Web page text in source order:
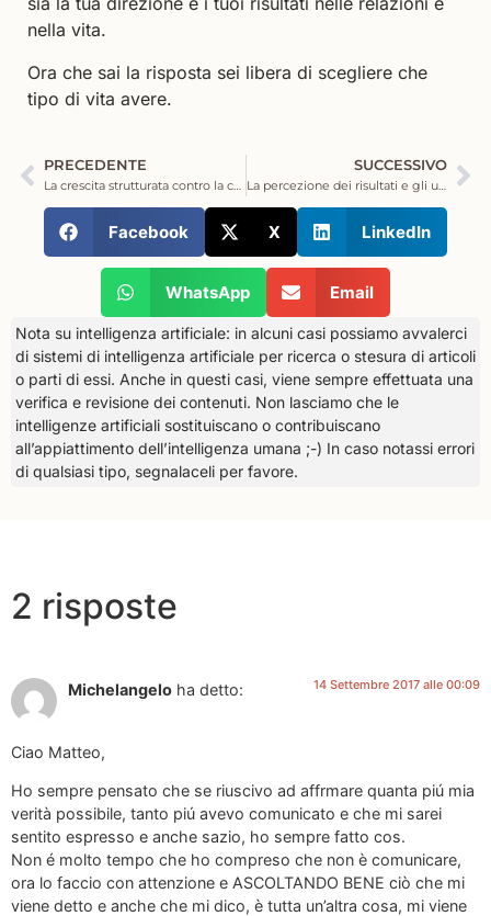
nella vita.
Ora che sai la risposta sei libera di scegliere che
tipo di vita avere.
PRECEDENTE
La crescita strutturata contro la crescita fai da te
SUCCESSIVO
La percezione dei risultati e gli ultimi 3 giorni per imparare a cambiarla in meglio
Facebook X LinkedIn
WhatsApp Email
Nota su intelligenza artificiale: in alcuni casi possiamo avvalerci
di sistemi di intelligenza artificiale per ricerca o stesura di articoli
o parti di essi. Anche in questi casi, viene sempre effettuata una
verifica e revisione dei contenuti. Non lasciamo che le
intelligenze artificiali sostituiscano o contribuiscano
all’appiattimento dell’intelligenza umana ;-) In caso notassi errori
di qualsiasi tipo, segnalaceli per favore.
2 risposte
Michelangelo ha detto: 14 Settembre 2017 alle 00:09
Ciao Matteo,
Ho sempre pensato che se riuscivo ad affrmare quanta piú mia
verità possibile, tanto piú avevo comunicato e che mi sarei
sentito espresso e anche sazio, ho sempre fatto cos.
Non é molto tempo che ho compreso che non è comunicare,
ora lo faccio con attenzione e ASCOLTANDO BENE ciò che mi
viene detto e anche che mi dico, è tutta un’altra cosa, mi viene